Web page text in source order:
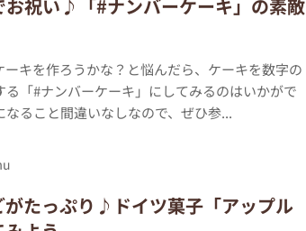
お祝い♪「#ナンバーケーキ」の素敵
キを作ろうかな？と悩んだら、ケーキを数字の
「#ナンバーケーキ」にしてみるのはいかがで
なること間違いなしなので、ぜひ参...
がたっぷり♪ドイツ菓子「アップル